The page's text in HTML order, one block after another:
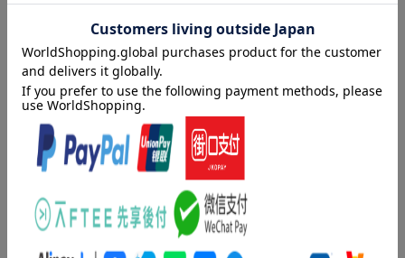
Kobo Clara Colour (ブラック) クリアケースセ
ット
29,322円 （税込）
Kobo Clara Colour (ブラック) スリープカバー
（バターイエロー）セット
30,312円
Kobo Clara Colourの特設サイトはこちら >